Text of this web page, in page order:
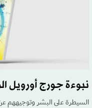
نبوءة جورج أورويل
السيطرة على البشر وتوجيههم عن